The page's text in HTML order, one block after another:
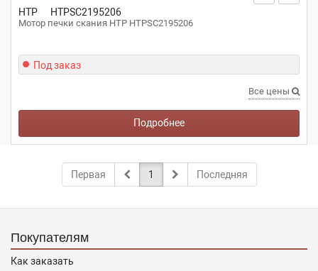
HTP HTPSC2195206
Мотор печки скания HTP HTPSC2195206
Под заказ
Все цены
Подробнее
Первая 1 Последняя
Покупателям
Как заказать